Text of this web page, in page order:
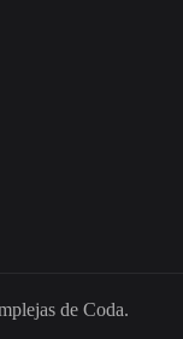
de Coda.